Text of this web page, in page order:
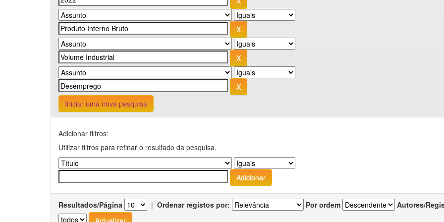
Iniciar uma nova pesquisa
Adicionar filtros:
Utilizar filtros para refinar o resultado da pesquisa.
Resultados/Página | Ordenar registos por: Por ordem Autores/